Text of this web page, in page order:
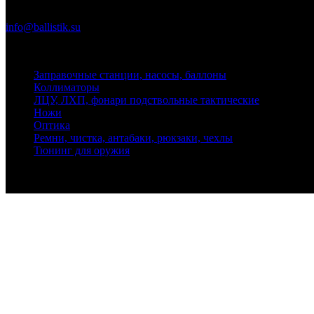
info@ballistik.su
Заправочные станции, насосы, баллоны
Коллиматоры
ЛЦУ, ЛХП, фонари подствольные тактические
Ножи
Оптика
Ремни, чистка, антабаки, рюкзаки, чехлы
Тюнинг для оружия